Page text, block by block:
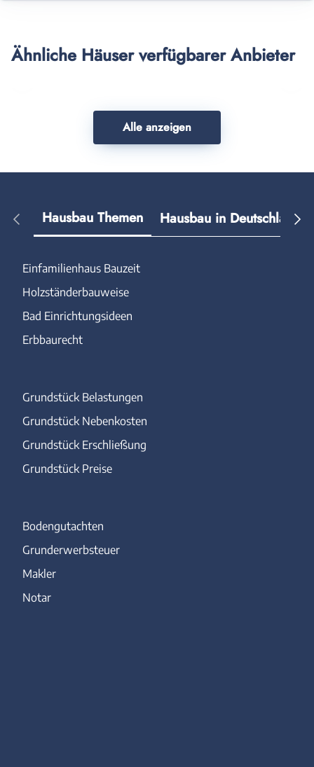
Ähnliche Häuser verfügbarer Anbieter
Alle anzeigen
Hausbau Themen Hausbau in Deutschland
Einfamilienhaus Bauzeit
Holzständerbauweise
Bad Einrichtungsideen
Erbbaurecht
Grundstück Belastungen
Grundstück Nebenkosten
Grundstück Erschließung
Grundstück Preise
Bodengutachten
Grunderwerbsteuer
Makler
Notar